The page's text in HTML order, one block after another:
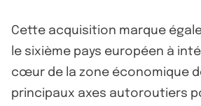
Cette acquisition marque
le sixième pays européen à
cœur de la zone économique
principaux axes autoroutiers